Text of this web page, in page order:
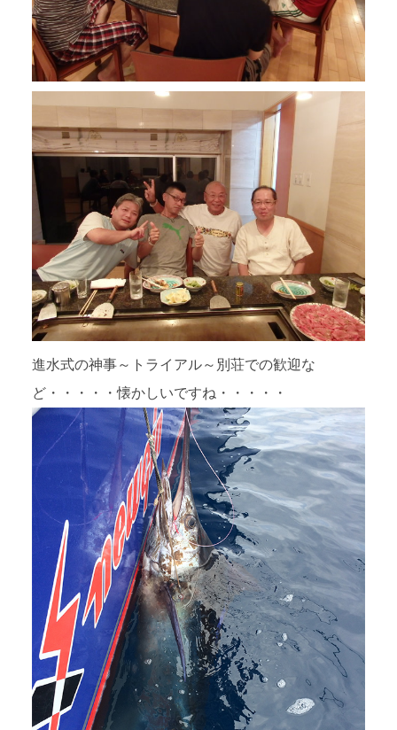
進水式の神事～トライアル～別荘での歓迎な
ど・・・・・懐かしいですね・・・・・